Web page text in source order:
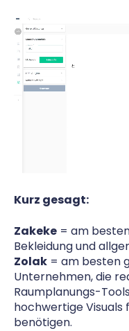
Kurz gesagt:
Zakeke = am
Bekleidung und
Zolak = am besten
Unternehmen, die
Raumplanungs-
hochwertige
benötigen.